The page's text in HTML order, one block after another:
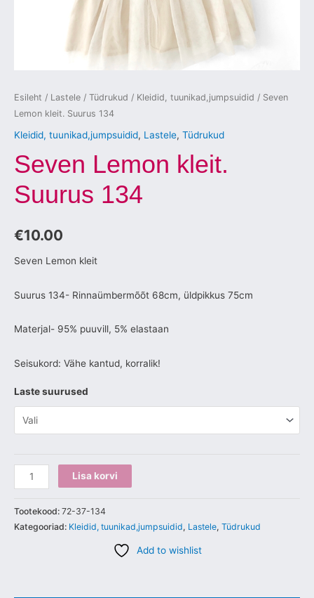
Esileht / Lastele / Tüdrukud / Kleidid, tuunikad,jumpsuidid / Seven
Lemon kleit. Suurus 134
Kleidid, tuunikad,jumpsuidid, Lastele, Tüdrukud
Seven Lemon kleit.
Suurus 134
€10.00
Seven Lemon kleit
Suurus 134- Rinnaümbermõõt 68cm, üldpikkus 75cm
Materjal- 95% puuvill, 5% elastaan
Seisukord: Vähe kantud, korralik!
Laste suurused
Lisa korvi
Tootekood: 72-37-134
Kategooriad: Kleidid, tuunikad,jumpsuidid, Lastele, Tüdrukud
Add to wishlist